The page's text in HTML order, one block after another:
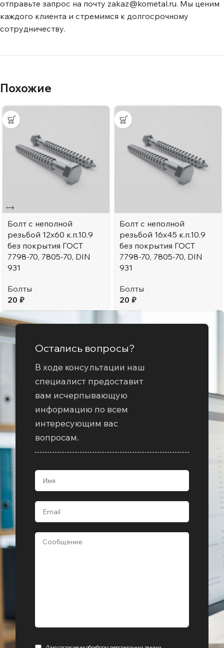
отправьте запрос на почту zakaz@kometal.ru. Мы ценим
каждого клиента и стремимся к долгосрочному
сотрудничеству.
Похожие
Болт с неполной
резьбой 12х60 к.п.10.9
без покрытия ГОСТ
7798-70, 7805-70, DIN
931
Болты
20 ₽
Болт с неполной
резьбой 16х45 к.п.10.9
без покрытия ГОСТ
7798-70, 7805-70, DIN
931
Болты
20 ₽
Остались вопросы?
В ходе консультации наш
специалист предоставит
вам исчерпывающую
информацию по всем
интересующим вас
вопросам.